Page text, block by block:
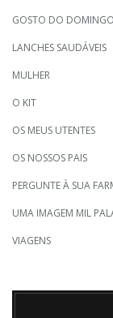
GOSTO DO DOMINGO
LANCHES SAUDÁVEIS
MULHER
O KIT
OS MEUS UTENTES
OS NOSSOS PAIS
PERGUNTE À SUA
UMA IMAGEM MIL
VIAGENS